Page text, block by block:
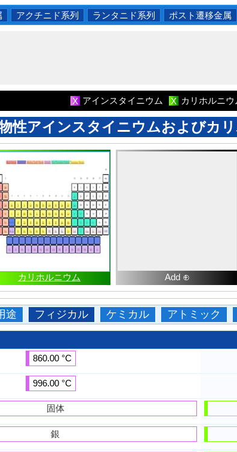
アクチニド系列 ランタニド系列 ポスト遷移金属
X アインスタイニウム X カリホルニウ
性アインスタイニウムおよびカ
カリホルニウム Add ⊕
途 フィジカル ケミカル アトミック
860.00 °C
996.00 °C
固体
銀